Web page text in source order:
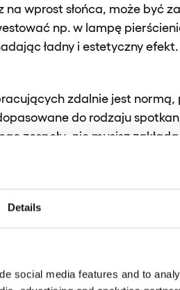
Details
social media features and to
wprost słońca, może być
np. w lampę
ładny i estetyczny efekt.
zdalnie jest normą,
do rodzaju
zespołu, nie musisz
na głowie w kamerze
się na spotkanie, upewnij